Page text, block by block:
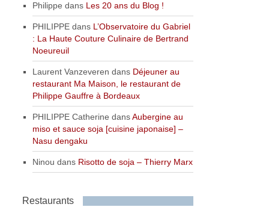
Philippe dans Les 20 ans du Blog !
PHILIPPE dans L’Observatoire du Gabriel
: La Haute Couture Culinaire de Bertrand
Noeureuil
Laurent Vanzeveren dans Déjeuner au
restaurant Ma Maison, le restaurant de
Philippe Gauffre à Bordeaux
PHILIPPE Catherine dansAubergine au
miso et sauce soja [cuisine japonaise] –
Nasu dengaku
Ninou dans Risotto de soja – Thierry Marx
Restaurants